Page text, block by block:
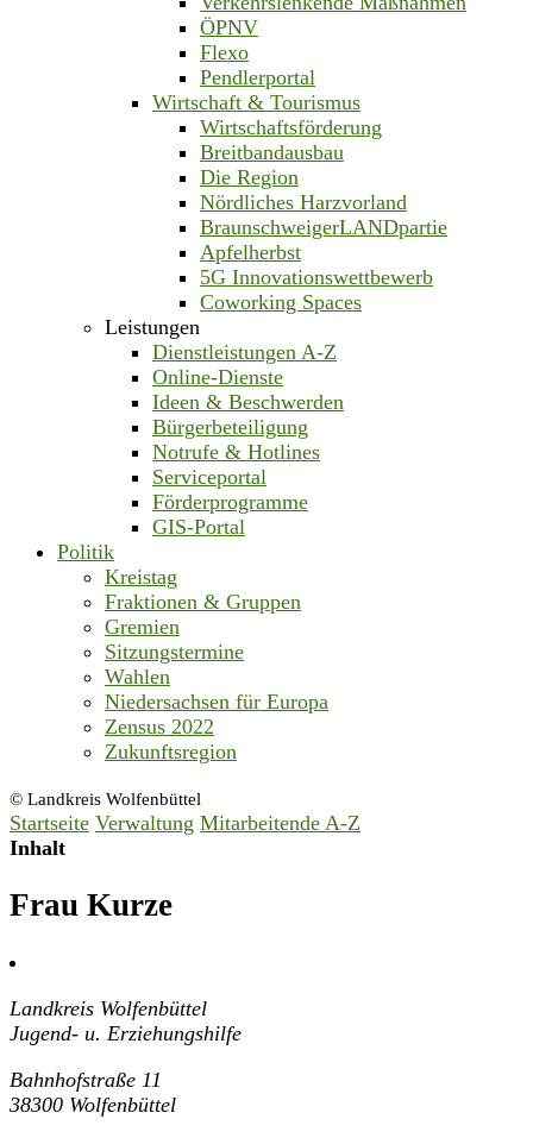
ÖPNV
Flexo
Pendlerportal
Wirtschaft & Tourismus
Wirtschaftsförderung
Breitbandausbau
Die Region
Nördliches Harzvorland
BraunschweigerLANDpartie
Apfelherbst
5G Innovationswettbewerb
Coworking Spaces
Leistungen
Dienstleistungen A-Z
Online-Dienste
Ideen & Beschwerden
Bürgerbeteiligung
Notrufe & Hotlines
Serviceportal
Förderprogramme
GIS-Portal
Politik
Kreistag
Fraktionen & Gruppen
Gremien
Sitzungstermine
Wahlen
Niedersachsen für Europa
Zensus 2022
Zukunftsregion
© Landkreis Wolfenbüttel
Startseite Verwaltung Mitarbeitende A-Z
Inhalt
Frau Kurze
Landkreis Wolfenbüttel
Jugend- u. Erziehungshilfe
Bahnhofstraße 11
38300 Wolfenbüttel